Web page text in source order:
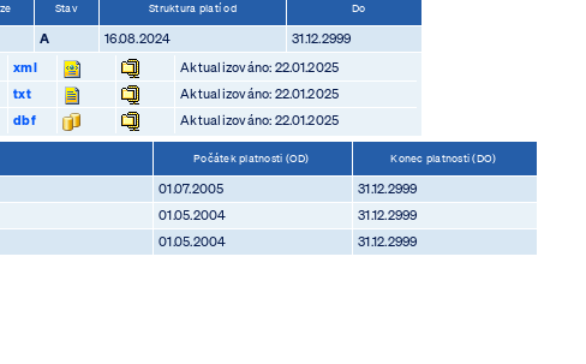
Stav Struktura platí od Do
A 16.08.2024
31.12.2999
xml
Aktualizováno: 22.01.2025
txt
Aktualizováno: 22.01.2025
dbf
Aktualizováno: 22.01.2025
Počátek platnosti (OD) Konec platnosti (DO)
01.07.2005
31.12.2999
01.05.2004
31.12.2999
01.05.2004 31.12.2999